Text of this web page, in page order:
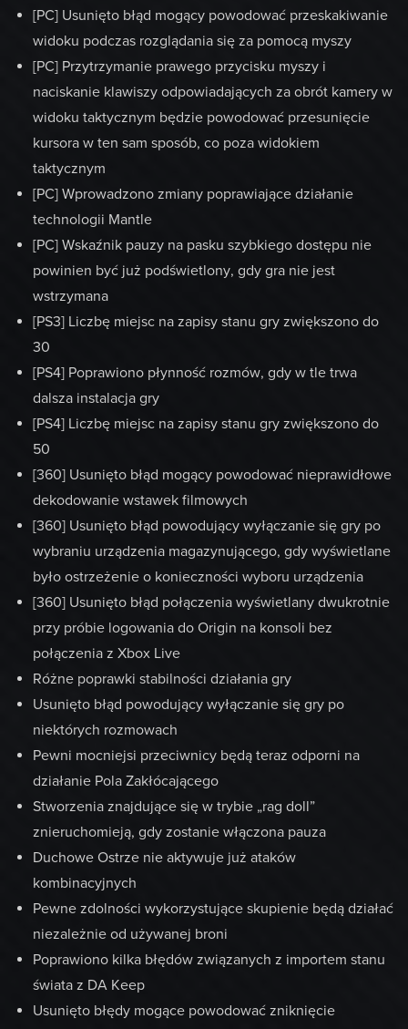
[PC] Usunięto błąd mogący powodować przeskakiwanie
widoku podczas rozglądania się za pomocą myszy
[PC] Przytrzymanie prawego przycisku myszy i
naciskanie klawiszy odpowiadających za obrót kamery w
widoku taktycznym będzie powodować przesunięcie
kursora w ten sam sposób, co poza widokiem
taktycznym
[PC] Wprowadzono zmiany poprawiające działanie
technologii Mantle
[PC] Wskaźnik pauzy na pasku szybkiego dostępu nie
powinien być już podświetlony, gdy gra nie jest
wstrzymana
[PS3] Liczbę miejsc na zapisy stanu gry zwiększono do
30
[PS4] Poprawiono płynność rozmów, gdy w tle trwa
dalsza instalacja gry
[PS4] Liczbę miejsc na zapisy stanu gry zwiększono do
50
[360] Usunięto błąd mogący powodować nieprawidłowe
dekodowanie wstawek filmowych
[360] Usunięto błąd powodujący wyłączanie się gry po
wybraniu urządzenia magazynującego, gdy wyświetlane
było ostrzeżenie o konieczności wyboru urządzenia
[360] Usunięto błąd połączenia wyświetlany dwukrotnie
przy próbie logowania do Origin na konsoli bez
połączenia z Xbox Live
Różne poprawki stabilności działania gry
Usunięto błąd powodujący wyłączanie się gry po
niektórych rozmowach
Pewni mocniejsi przeciwnicy będą teraz odporni na
działanie Pola Zakłócającego
Stworzenia znajdujące się w trybie „rag doll”
znieruchomieją, gdy zostanie włączona pauza
Duchowe Ostrze nie aktywuje już ataków
kombinacyjnych
Pewne zdolności wykorzystujące skupienie będą działać
niezależnie od używanej broni
Poprawiono kilka błędów związanych z importem stanu
świata z DA Keep
Usunięto błędy mogące powodować zniknięcie